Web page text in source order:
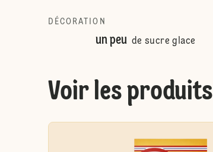
DÉCORATION
un peu de sucre glace
Voir les produits